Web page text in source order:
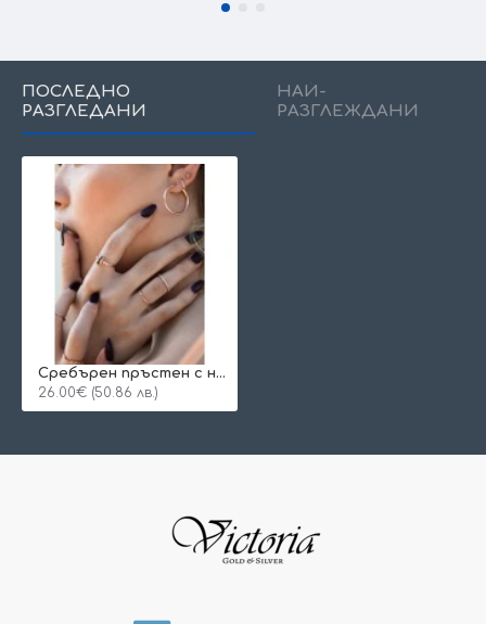
ПОСЛЕДНО
РАЗГЛЕДАНИ
НАЙ-
РАЗГЛЕЖДАНИ
Сребърен пръстен с нежно поставени бели кубични цирконий Swarovski 925 Тrendy Collection Victoria Gold
26.00€ (50.86 лв.)